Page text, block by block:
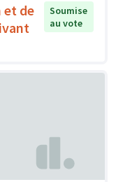
et de
Soumise
au vote